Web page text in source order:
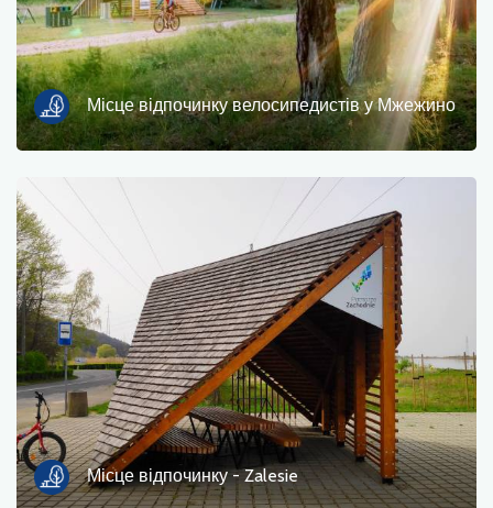
Місце відпочинку велосипедистів у Мжежино
Місце відпочинку - Zalesie
кемпінги
Пам'ятники, скульптури, фрески
Пором
Залізнична станція
Точка зору
Магазин і велосипедний сервіс
спорт і відпочинок
вода